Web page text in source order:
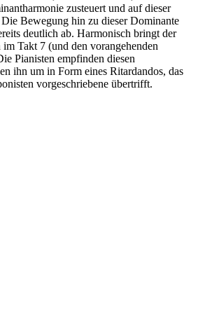
zusteuert und auf dieser
Bewegung hin zu dieser Dominante
deutlich ab. Harmonisch bringt der
Takt 7 (und den vorangehenden
Pianisten empfinden diesen
ihn um in Form eines Ritardandos, das
vorgeschriebene übertrifft.